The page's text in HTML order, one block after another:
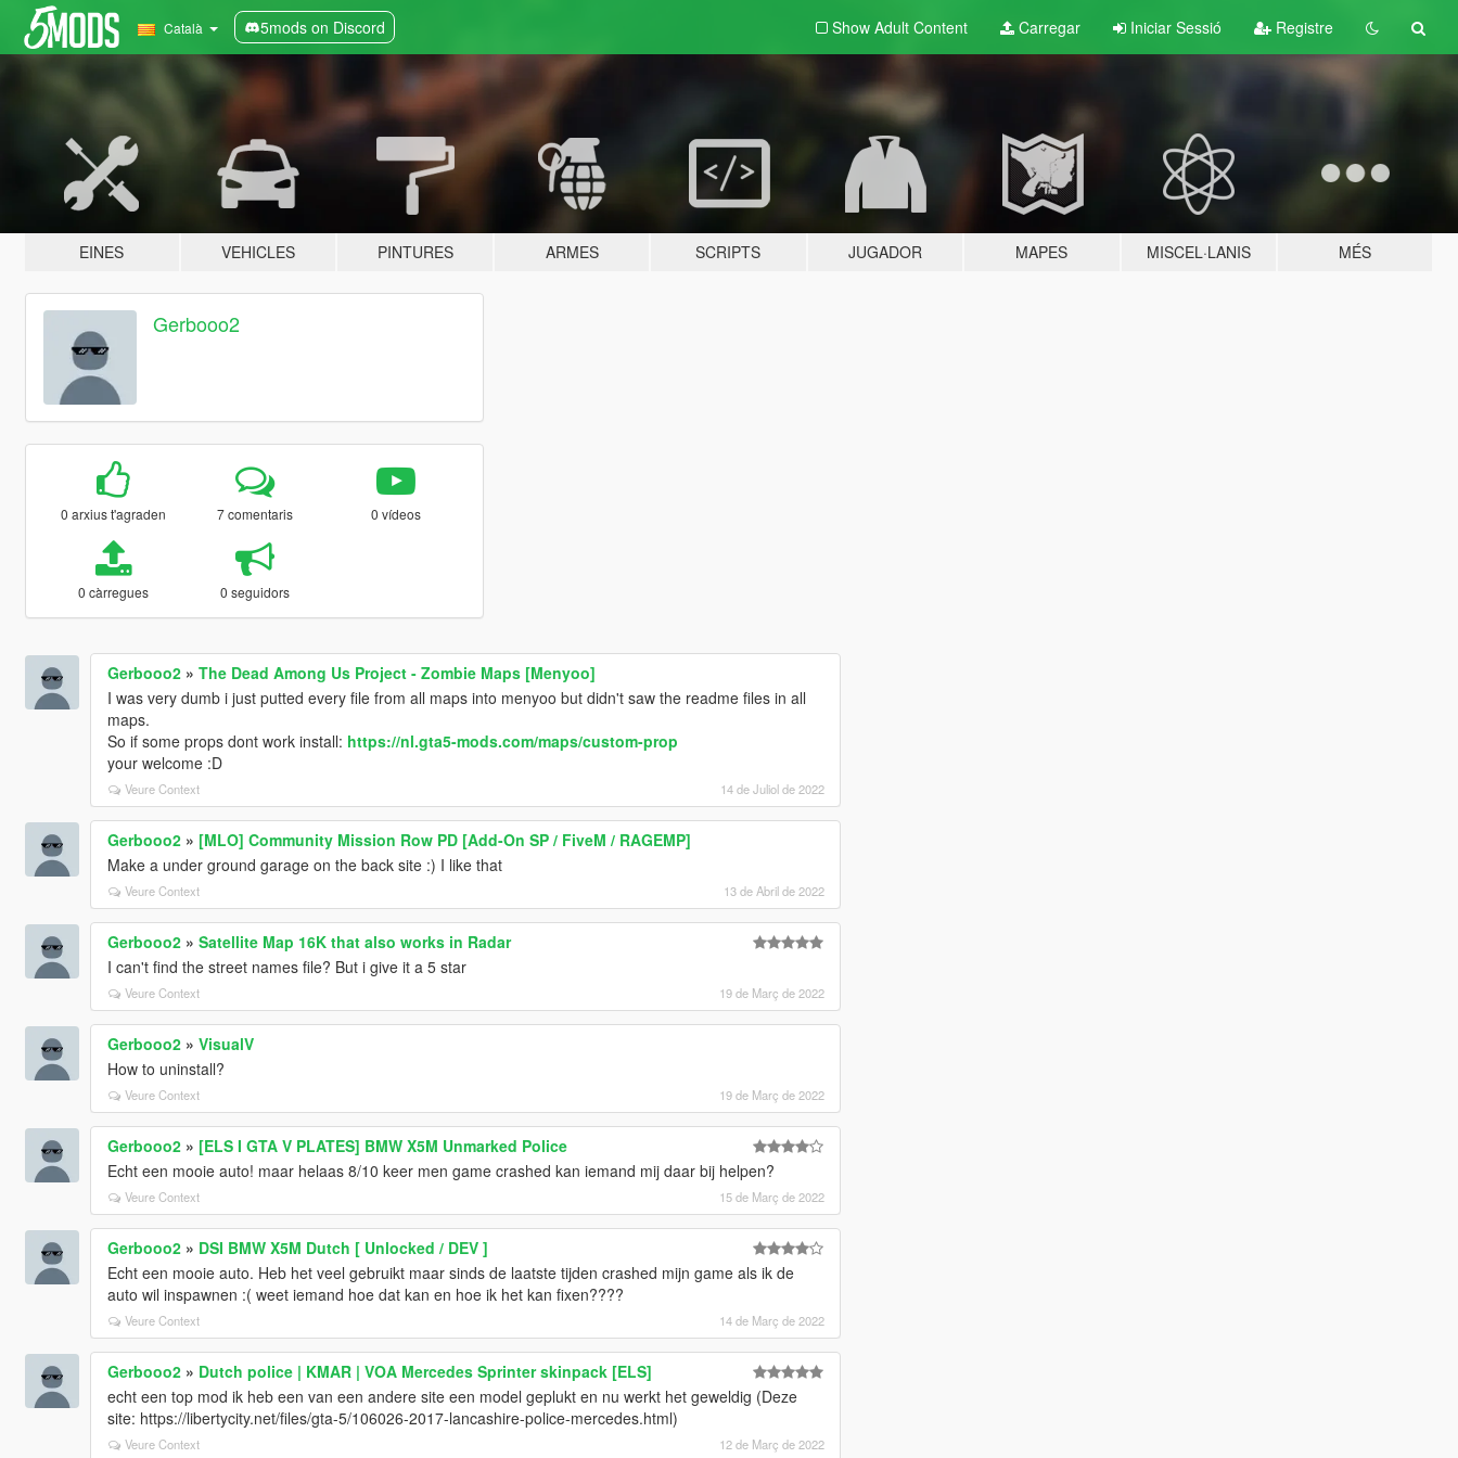
Català 5mods on Discord Show Adult Content Carregar Iniciar Sessió Registre
EINES VEHICLES PINTURES ARMES SCRIPTS JUGADOR MAPES MISCEL·LANIS MÉS
Gerbooo2
0 arxius t'agraden 7 comentaris 0 vídeos
0 càrregues 0 seguidors
Gerbooo2» The Dead Among Us Project - Zombie Maps [Menyoo]
I was very dumb i just putted every file from all maps into menyoo but didn't saw the readme files in all
maps.
So if some props dont work install: https://nl.gta5-mods.com/maps/custom-prop
your welcome :D
Veure Context 14 de Juliol de 2022
Gerbooo2» [MLO] Community Mission Row PD [Add-On SP / FiveM / RAGEMP]
Make a under ground garage on the back site :) I like that
Veure Context 13 de Abril de 2022
Gerbooo2» Satellite Map 16K that also works in Radar
I can't find the street names file? But i give it a 5 star
Veure Context 19 de Març de 2022
Gerbooo2» VisualV
How to uninstall?
Veure Context 19 de Març de 2022
Gerbooo2» [ELS I GTA V PLATES] BMW X5M Unmarked Police
Echt een mooie auto! maar helaas 8/10 keer men game crashed kan iemand mij daar bij helpen?
Veure Context 15 de Març de 2022
Gerbooo2» DSI BMW X5M Dutch [ Unlocked / DEV ]
Echt een mooie auto. Heb het veel gebruikt maar sinds de laatste tijden crashed mijn game als ik de
auto wil inspawnen :( weet iemand hoe dat kan en hoe ik het kan fixen????
Veure Context 14 de Març de 2022
Gerbooo2» Dutch police | KMAR | VOA Mercedes Sprinter skinpack [ELS]
echt een top mod ik heb een van een andere site een model geplukt en nu werkt het geweldig (Deze
site: https://libertycity.net/files/gta-5/106026-2017-lancashire-police-mercedes.html)
Veure Context 12 de Març de 2022